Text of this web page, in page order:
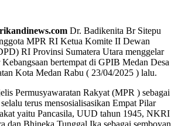
Dr. Badikenita Br Sitepu
MPR RI Ketua Komite II Dewan
RI Provinsi Sumatera Utara menggelar
bertempat di GPIB Medan Desa
Kota Medan Rabu ( 23/04/2025 ) lalu.
Permusyawaratan Rakyat (MPR ) sebagai
terus mensosialisasikan Empat Pilar
yaitu Pancasila, UUD tahun 1945, NKRI
dan Bhineka Tunggal Ika sebagai semboyan